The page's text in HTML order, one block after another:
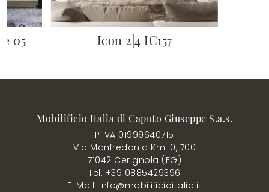
05 Icon 2|4 IC157
Mobilificio Italia di Caputo Giuseppe S.a.s.
P.IVA 01999640715
Via Manfredonia Km. 0, 700
71042 Cerignola (FG)
Tel. +39 0885429396
E-Mail. info@mobilificioitalia.it